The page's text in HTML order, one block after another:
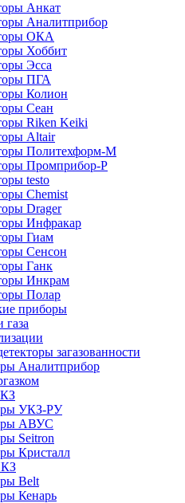
Анкат
Аналитприбор
ОКА
Хоббит
Эсса
ПГА
Колион
Сеан
Riken Keiki
Altair
Политехформ-М
Промприбор-Р
testo
Chemist
Drager
Инфракар
Гиам
Сенсон
Ганк
Инкрам
Полар
приборы
газа
загазованности
Аналитприбор
УКЗ-РУ
АВУС
Seitron
Кристалл
Belt
Кенарь